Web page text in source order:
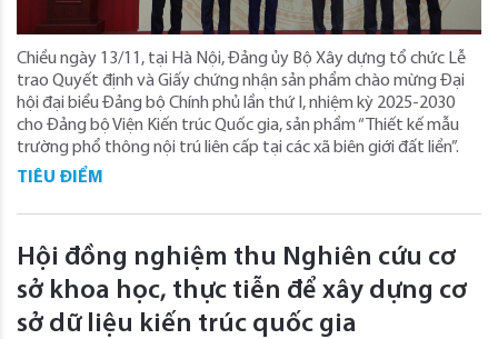
Chiều ngày 13/11, tại Hà Nội, Đảng ủy Bộ Xây dựng tổ chức Lễ
trao Quyết định và Giấy chứng nhận sản phẩm chào mừng Đại
hội đại biểu Đảng bộ Chính phủ lần thứ I, nhiệm kỳ 2025-2030
cho Đảng bộ Viện Kiến trúc Quốc gia, sản phẩm “Thiết kế mẫu
trường phổ thông nội trú liên cấp tại các xã biên giới đất liền”.
TIÊU ĐIỂM
Hội đồng nghiệm thu Nghiên cứu cơ
sở khoa học, thực tiễn để xây dựng cơ
sở dữ liệu kiến trúc quốc gia